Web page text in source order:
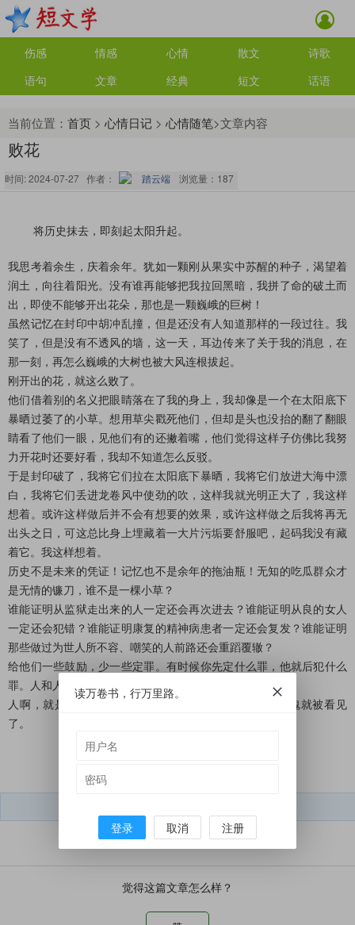
伤感 情感 心情 散文
诗歌
语句
文章 经典 短文 话语
当前位置： 首页 > 心情日记 > 心情随笔>文章内容
败花
时间: 2024-07-27 作者： 踏云端 浏览量： 187
       将历史抹去，即刻起太阳升起。
我思考着余生，庆着余年。犹如一颗刚从果实中苏醒的种子，渴望着
润土，向往着阳光。没有谁再能够把我拉回黑暗，我拼了命的破土而
出，即使不能够开出花朵，那也是一颗巍峨的巨树！
虽然记忆在封印中胡冲乱撞，但是还没有人知道那样的一段过往。我
笑了，但是没有不透风的墙，这一天，耳边传来了关于我的消息，在
那一刻，再怎么巍峨的大树也被大风连根拔起。
刚开出的花，就这么败了。
他们借着别的名义把眼睛落在了我的身上，我却像是一个在太阳底下
暴晒过萎了的小草。想用草尖戳死他们，但却是头也没抬的翻了翻眼
睛看了他们一眼，见他们有的还撇着嘴，他们觉得这样子仿佛比我努
力开花时还要好看，我却不知道怎么反驳。
于是封印破了，我将它们拉在太阳底下暴晒，我将它们放进大海中漂
白，我将它们丢进龙卷风中使劲的吹，这样我就光明正大了，我这样
想着。或许这样做后并不会有想要的效果，或许这样做之后我将再无
出头之日，可这总比身上埋藏着一大片污垢要舒服吧，起码我没有藏
着它。我这样想着。
历史不是未来的凭证！记忆也不是余年的拖油瓶！无知的吃瓜群众才
是无情的镰刀，谁不是一棵小草？
谁能证明从监狱走出来的人一定还会再次进去？谁能证明从良的女人
一定还会犯错？谁能证明康复的精神病患者一定还会复发？谁能证明
那些做过为世人所不容、嘲笑的人前路还会重蹈覆辙？
给他们一些鼓励，少一些定罪。有时候你先定什么罪，他就后犯什么
罪。人和人是不一样的，但是受到鼓励的人是一模一样的。
人啊，就是吞噬性的，什么时候自己能否定自己了，灵魂就被看见
了。
觉得这篇文章怎么样？
读万卷书，行万里路。
登录 取消 注册